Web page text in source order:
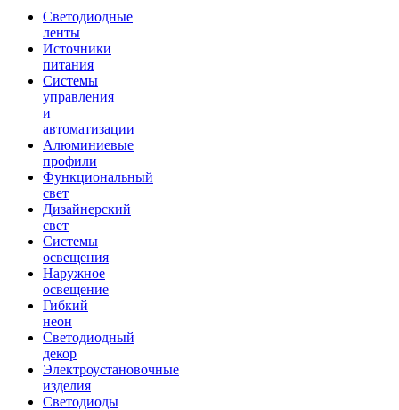
Светодиодные
ленты
Источники
питания
Системы
управления
и
автоматизации
Алюминиевые
профили
Функциональный
свет
Дизайнерский
свет
Системы
освещения
Наружное
освещение
Гибкий
неон
Светодиодный
декор
Электроустановочные
изделия
Светодиоды